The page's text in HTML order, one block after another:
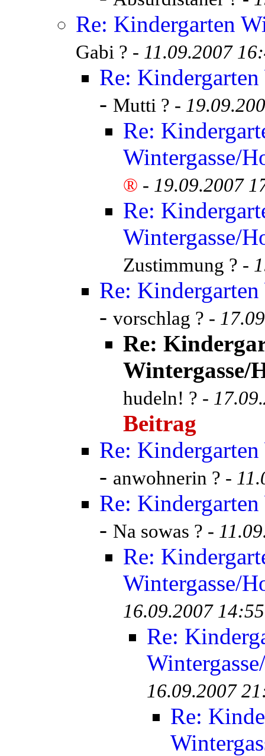
Re: Kindergarten
Gabi ? - 11.09.2007
Re:
- Mutti ? -
Re:
Wintergasse/
® - 19.09.2007
Re:
Wintergasse/
Zustimmung ? -
Re:
- vorschlag ? -
Re:
Wintergasse/
hudeln! ? -
Beitrag
Re:
- anwohnerin ? -
Re:
- Na sowas ? -
Re:
Wintergasse/
16.09.2007 14:55
Re:
16.09.2007
Re: